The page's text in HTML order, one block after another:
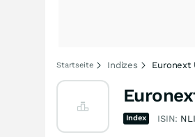
Startseite Indizes Euronext
Index ISIN: